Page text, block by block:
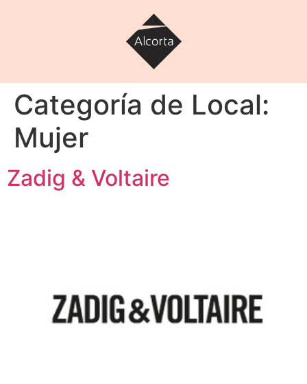
Categoría de Local:
Mujer
Zadig & Voltaire